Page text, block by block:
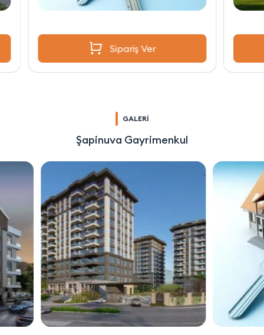
Sipariş Ver
GALERİ
Şapinuva Gayrimenkul